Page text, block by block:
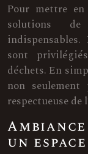
Pour mettre
solutions
sont
déchets. En
non
respectueuse de
un